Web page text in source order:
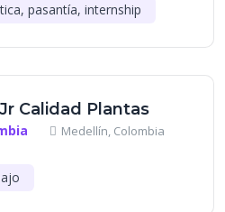
pasantía, internship
Calidad Plantas
Medellín, Colombia